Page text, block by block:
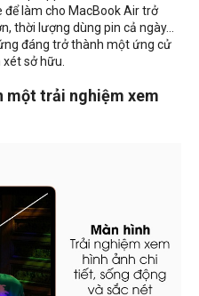
để làm cho MacBook Air trở
thời lượng dùng pin cả ngày...
đáng trở thành một ứng cử
sở hữu.
một trải nghiệm xem